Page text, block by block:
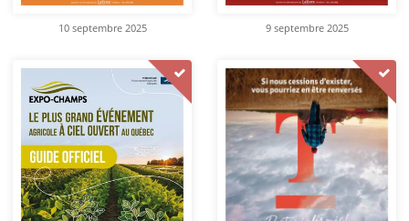
10 septembre 2025 9 septembre 2025